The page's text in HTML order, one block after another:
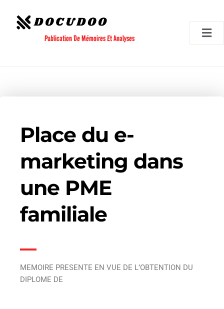
contenu
Publication De Mémoires Et Analyses
Place du e-
marketing dans
une PME
familiale
MEMOIRE PRESENTE EN VUE DE L’OBTENTION DU
DIPLOME DE